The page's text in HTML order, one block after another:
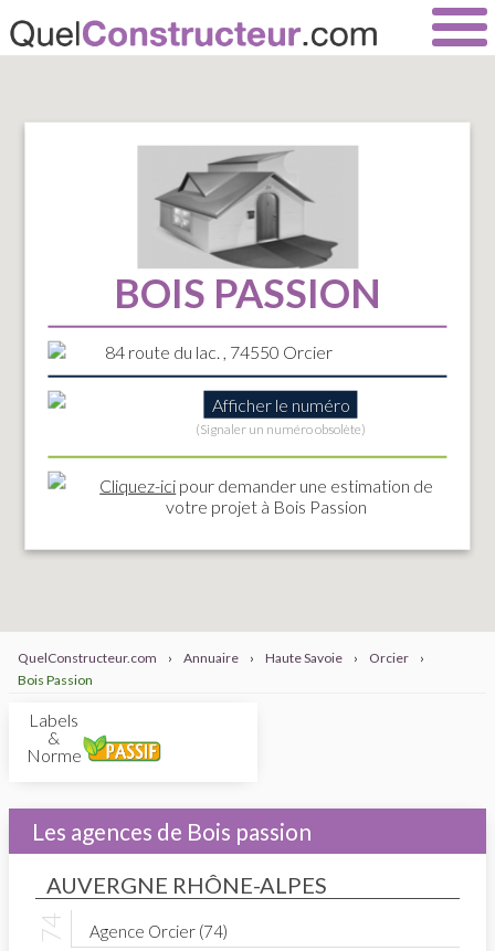
BOIS PASSION
84 route du lac. , 74550 Orcier
Afficher le numéro
(Signaler un numéro obsolète)
Cliquez-ici pour demander une estimation de
votre projet à Bois Passion
QuelConstructeur.com › Annuaire › Haute Savoie › Orcier
›
Bois Passion
Labels
&
Normes
Les agences de Bois passion
AUVERGNE RHÔNE-ALPES
Agence Orcier (74)